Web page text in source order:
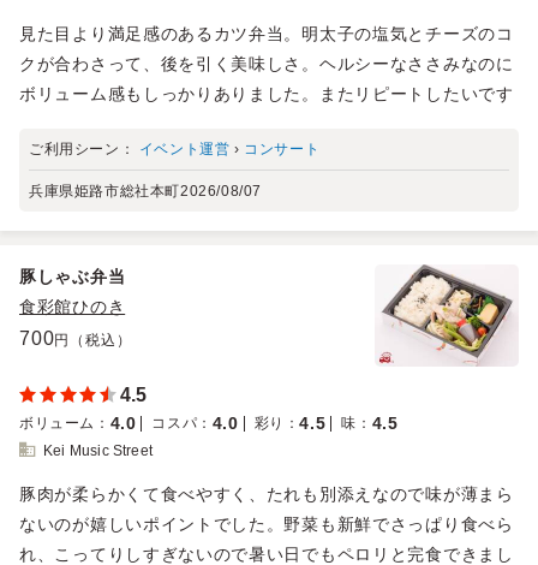
見た目より満足感のあるカツ弁当。明太子の塩気とチーズのコ
クが合わさって、後を引く美味しさ。ヘルシーなささみなのに
ボリューム感もしっかりありました。またリピートしたいです
ご利用シーン： イベント運営 › コンサート
兵庫県姫路市総社本町2026/08/07
豚しゃぶ弁当
食彩館ひのき
700円（税込）
4.5
ボリューム ： 4.0 コスパ ： 4.0 彩り ：4.5 味 ： 4.5
Kei Music Street
豚肉が柔らかくて食べやすく、たれも別添えなので味が薄まら
ないのが嬉しいポイントでした。野菜も新鮮でさっぱり食べら
れ、こってりしすぎないので暑い日でもペロリと完食できまし